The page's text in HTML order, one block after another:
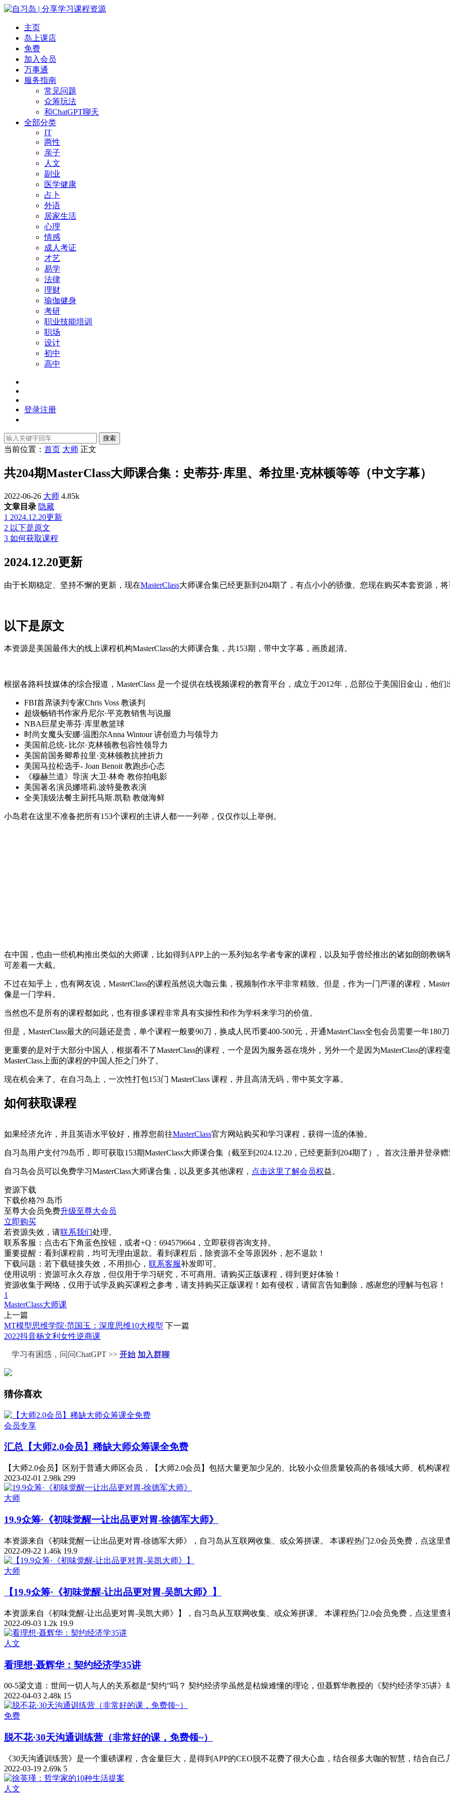
主页
岛上课店
免费
加入会员
万事通
服务指南
常见问题
众筹玩法
和ChatGPT聊天
全部分类
IT
两性
亲子
人文
副业
医学健康
占卜
外语
居家生活
心理
情感
成人考证
才艺
易学
法律
理财
瑜伽健身
考研
职业技能培训
职场
设计
初中
高中
登录注册
搜索
当前位置： 首页 大师 正文
共204期MasterClass大师课合集：史蒂芬·库里、希拉里·克林顿等等（中文字幕）
2022-06-26 大师 4.85k
文章目录 隐藏
1 2024.12.20更新
2 以下是原文
3 如何获取课程
2024.12.20更新
由于长期稳定、坚持不懈的更新，现在MasterClass大师课合集已经更新到204期了，有点小小的骄傲。您现在购买本套资源，
以下是原文
本资源是美国最伟大的线上课程机构MasterClass的大师课合集，共153期，带中文字幕，画质超清。
根据各路科技媒体的综合报道，MasterClass 是一个提供在线视频课程的教育平台，成立于2012年，总部位于美国旧金山，他们
FBI首席谈判专家Chris Voss 教谈判
超级畅销书作家丹尼尔·平克教销售与说服
NBA巨星史蒂芬·库里教篮球
时尚女魔头安娜·温图尔Anna Wintour 讲创造力与领导力
美国前总统- 比尔·克林顿教包容性领导力
美国前国务卿希拉里·克林顿教抗挫折力
美国马拉松选手- Joan Benoit 教跑步心态
《穆赫兰道》导演 大卫·林奇 教你拍电影
美国著名演员娜塔莉.波特曼教表演
全美顶级法餐主厨托马斯.凯勒 教做海鲜
小岛君在这里不准备把所有153个课程的主讲人都一一列举，仅仅作以上举例。
在中国，也由一些机构推出类似的大师课，比如得到APP上的一系列知名学者专家的课程，以及知乎曾经推出的诸如朗朗教钢
可差着一大截。
不过在知乎上，也有网友说，MasterClass的课程虽然说大咖云集，视频制作水平非常精致。但是，作为一门严谨的课程，
像是一门学科。
当然也不是所有的课程都如此，也有很多课程非常具有实操性和作为学科来学习的价值。
但是，MasterClass最大的问题还是贵，单个课程一般要90刀，换成人民币要400-500元，开通MasterClass全包会员需要一年180
更重要的是对于大部分中国人，根据看不了MasterClass的课程，一个是因为服务器在境外，另外一个是因为MasterClass的课
MasterClass上面的课程的中国人拒之门外了。
现在机会来了。在自习岛上，一次性打包153门 MasterClass 课程，并且高清无码，带中英文字幕。
如何获取课程
如果经济允许，并且英语水平较好，推荐您前往MasterClass官方网站购买和学习课程，获得一流的体验。
自习岛用户支付79岛币，即可获取153期MasterClass大师课合集（截至到2024.12.20，已经更新到204期了）。首次注册并登录赠
自习岛会员可以免费学习MasterClass大师课合集，以及更多其他课程， 点击这里了解会员权益。
资源下载
下载价格79 岛币
至尊大会员免费升级至尊大会员
立即购买
若资源失效，请联系我们处理。
联系客服： 点击右下角蓝色按钮，或者+Q：694579664，立即获得咨询支持。
重要提醒： 看到课程前，均可无理由退款。看到课程后，除资源不全等原因外，恕不退款！
下载问题： 若下载链接失效，不用担心， 联系客服补发即可。
使用说明： 资源可永久存放，但仅用于学习研究，不可商用。请购买正版课程，得到更好体验！
资源收集于网络，仅用于试学及购买课程之参考，请支持购买正版课程！如有侵权，请留言告知删除，感谢您的理解与包容！
1
MasterClass大师课
上一篇
MT模型思维学院·范国玉：深度思维10大模型 下一篇
2022抖音杨文利女性逆商课
学习有困惑，问问ChatGPT >> 开始 加入群聊
猜你喜欢
会员专享
汇总 【大师2.0会员】稀缺大师众筹课全免费
【大师2.0会员】区别于普通大师区会员，【大师2.0会员】包括大量更加少见的、比较小众但质量较高的各领域大师、机构课
2023-02-01 2.98k 299
大师
19.9众筹·《初味觉醒一让出品更对胃-徐德军大师》
本资源来自《初味觉醒一让出品更对胃-徐德军大师》，自习岛从互联网收集、或众筹拼课。 本课程热门2.0会员免费，点这里
2022-09-22 1.46k 19.9
大师
【19.9众筹·《初味觉醒-让出品更对胃-吴凯大师》】
本资源来自《初味觉醒-让出品更对胃-吴凯大师》】，自习岛从互联网收集、或众筹拼课。 本课程热门2.0会员免费，点这里
2022-09-03 1.2k 19.9
人文
看理想·聂辉华：契约经济学35讲
00-5梁文道：世间一切人与人的关系都是“契约”吗？ 契约经济学虽然是枯燥难懂的理论，但聂辉华教授的《契约经济学35讲
2022-04-03 2.48k 15
免费
脱不花·30天沟通训练营（非常好的课，免费领~）
《30天沟通训练营》是一个重磅课程，含金量巨大，是得到APP的CEO脱不花费了很大心血，结合很多大咖的智慧，结合自
2022-03-19 2.69k 5
人文